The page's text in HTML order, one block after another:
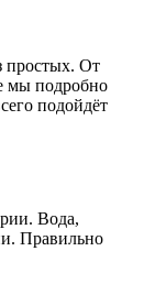
простых. От
мы подробно
подойдёт
Вода,
Правильно